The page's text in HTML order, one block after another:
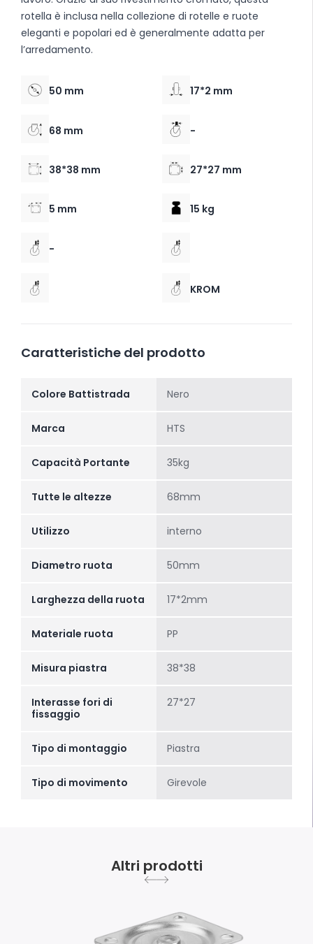
rotella è inclusa nella collezione di rotelle e ruote
eleganti e popolari ed è generalmente adatta per
l’arredamento.
50 mm 17*2 mm
68 mm -
38*38 mm 27*27 mm
5 mm 15 kg
-
KROM
Caratteristiche del prodotto
Colore Battistrada Nero
Marca HTS
Capacità Portante 35kg
Tutte le altezze 68mm
Utilizzo interno
Diametro ruota 50mm
Larghezza della ruota 17*2mm
Materiale ruota PP
Misura piastra 38*38
Interasse fori di
fissaggio
27*27
Tipo di montaggio Piastra
Tipo di movimento Girevole
Altri prodotti